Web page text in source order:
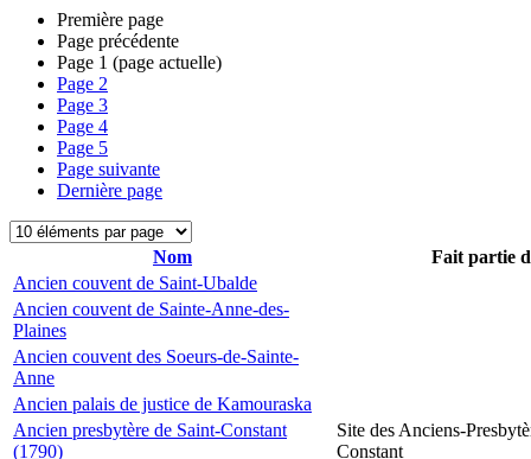
Première page
Page précédente
Page 1 (page actuelle)
Page 2
Page 3
Page 4
Page 5
Page suivante
Dernière page
Nom
Fait partie
Ancien couvent de Saint-Ubalde
Ancien couvent de Sainte-Anne-des-
Plaines
Ancien couvent des Soeurs-de-Sainte-
Anne
Ancien palais de justice de Kamouraska
Ancien presbytère de Saint-Constant
(1790)
Site des Anciens-
Constant